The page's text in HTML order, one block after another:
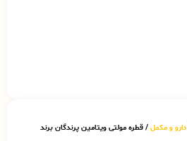
دارو و مکمل / قطره مولتی ویتامین پرندگان برند